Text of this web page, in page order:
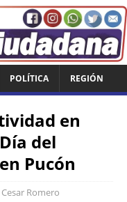
POLÍTICA REGIÓN
en
del
Pucón
Cesar Romero